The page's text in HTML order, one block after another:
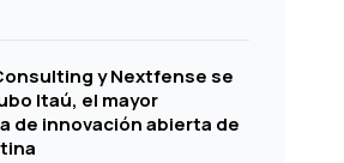
y Nextfense se
Itaú, el mayor
de innovación abierta de